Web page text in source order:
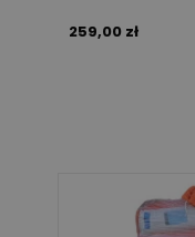
259,00 zł